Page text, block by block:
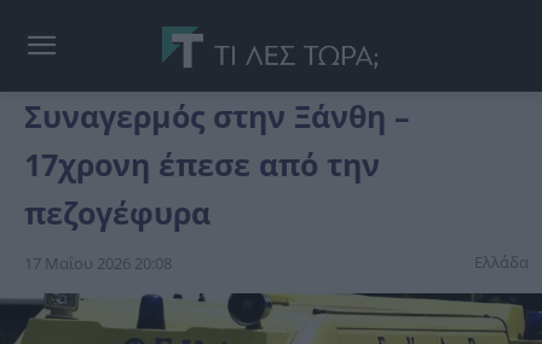
Συναγερμός στην Ξάνθη –
17χρονη έπεσε από την
πεζογέφυρα
17 Μαΐου 2026 20:08 Ελλάδα